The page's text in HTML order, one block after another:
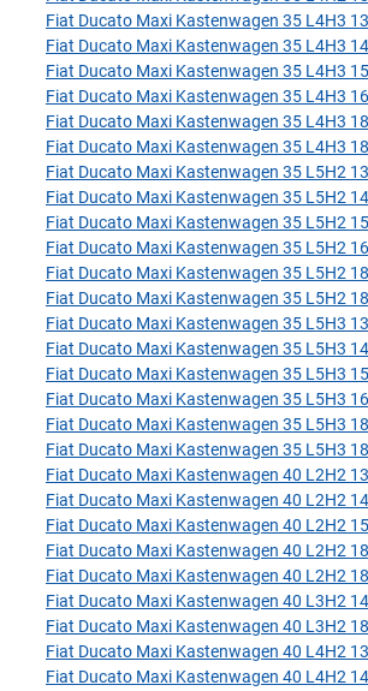
Fiat Ducato Maxi Kastenwagen 35 L4H3
Fiat Ducato Maxi Kastenwagen 35 L4H3
Fiat Ducato Maxi Kastenwagen 35 L4H3
Fiat Ducato Maxi Kastenwagen 35 L4H3
Fiat Ducato Maxi Kastenwagen 35 L4H3
Fiat Ducato Maxi Kastenwagen 35 L4H3
Fiat Ducato Maxi Kastenwagen 35 L5H2
Fiat Ducato Maxi Kastenwagen 35 L5H2
Fiat Ducato Maxi Kastenwagen 35 L5H2
Fiat Ducato Maxi Kastenwagen 35 L5H2
Fiat Ducato Maxi Kastenwagen 35 L5H2
Fiat Ducato Maxi Kastenwagen 35 L5H2
Fiat Ducato Maxi Kastenwagen 35 L5H3
Fiat Ducato Maxi Kastenwagen 35 L5H3
Fiat Ducato Maxi Kastenwagen 35 L5H3
Fiat Ducato Maxi Kastenwagen 35 L5H3
Fiat Ducato Maxi Kastenwagen 35 L5H3
Fiat Ducato Maxi Kastenwagen 35 L5H3
Fiat Ducato Maxi Kastenwagen 40 L2H2
Fiat Ducato Maxi Kastenwagen 40 L2H2
Fiat Ducato Maxi Kastenwagen 40 L2H2
Fiat Ducato Maxi Kastenwagen 40 L2H2
Fiat Ducato Maxi Kastenwagen 40 L2H2
Fiat Ducato Maxi Kastenwagen 40 L3H2
Fiat Ducato Maxi Kastenwagen 40 L3H2
Fiat Ducato Maxi Kastenwagen 40 L4H2
Fiat Ducato Maxi Kastenwagen 40 L4H2